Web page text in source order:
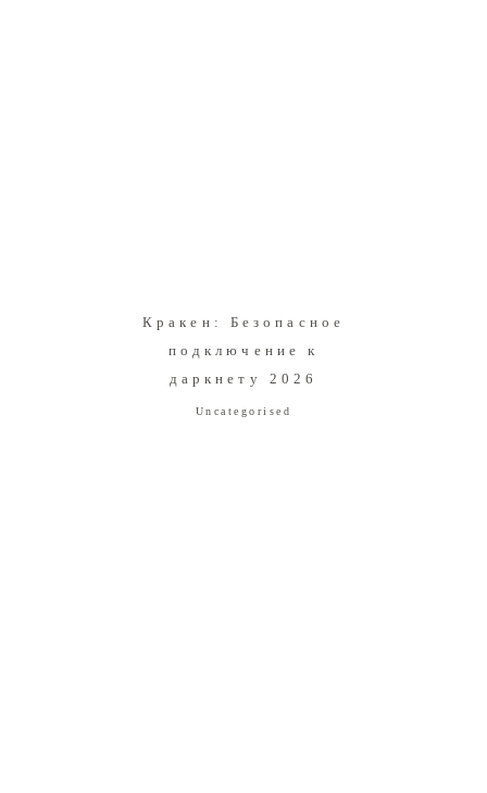
Кракен: Безопасное
подключение к
даркнету 2026
Uncategorised